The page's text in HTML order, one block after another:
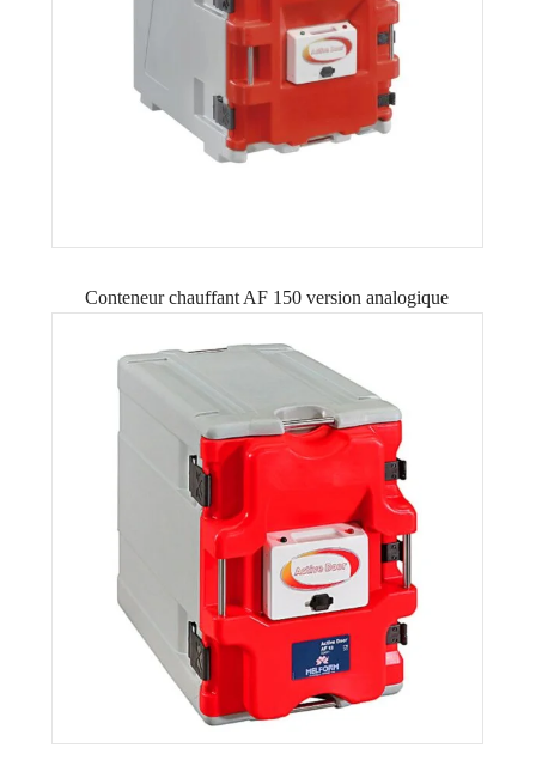
Conteneur chauffant AF 150 version analogique